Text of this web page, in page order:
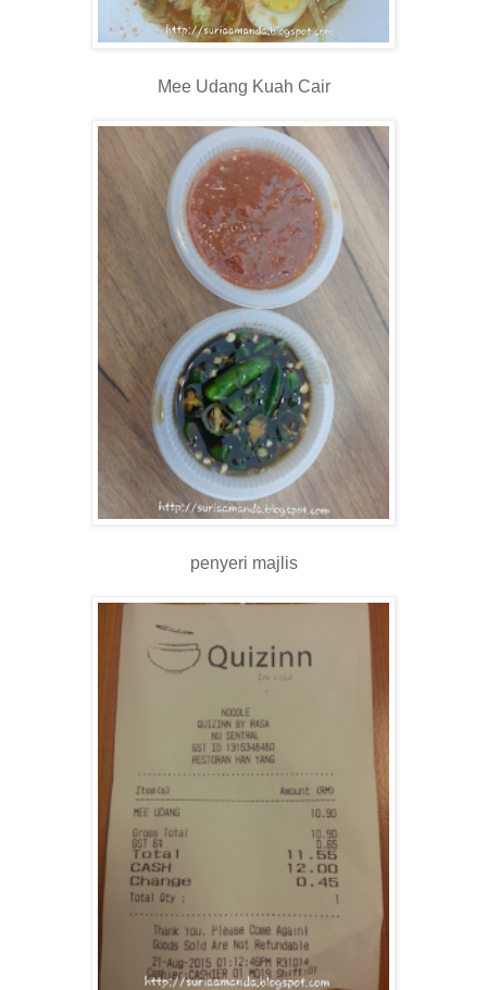
Mee Udang Kuah Cair
penyeri majlis